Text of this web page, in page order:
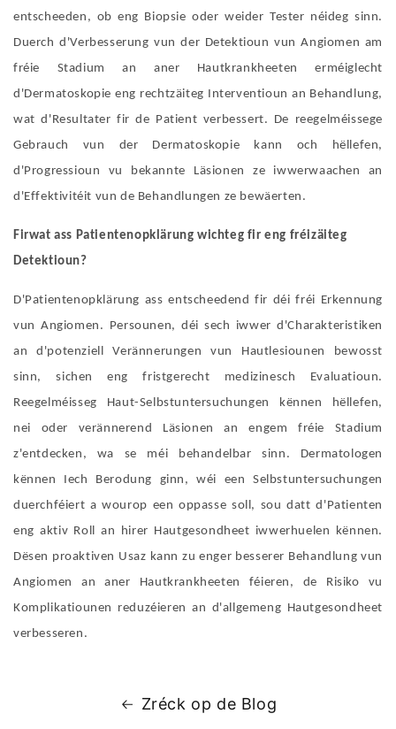
entscheeden, ob eng Biopsie oder weider Tester néideg sinn.
Duerch d'Verbesserung vun der Detektioun vun Angiomen am
fréie Stadium an aner Hautkrankheeten erméiglecht
d'Dermatoskopie eng rechtzäiteg Interventioun an Behandlung,
wat d'Resultater fir de Patient verbessert. De reegelméissege
Gebrauch vun der Dermatoskopie kann och hëllefen,
d'Progressioun vu bekannte Läsionen ze iwwerwaachen an
d'Effektivitéit vun de Behandlungen ze bewäerten.
Firwat ass Patientenopklärung wichteg fir eng fréizäiteg
Detektioun?
D'Patientenopklärung ass entscheedend fir déi fréi Erkennung
vun Angiomen. Persounen, déi sech iwwer d'Charakteristiken
an d'potenziell Verännerungen vun Hautlesiounen bewosst
sinn, sichen eng fristgerecht medizinesch Evaluatioun.
Reegelméisseg Haut-Selbstuntersuchungen kënnen hëllefen,
nei oder verännerend Läsionen an engem fréie Stadium
z'entdecken, wa se méi behandelbar sinn. Dermatologen
kënnen Iech Berodung ginn, wéi een Selbstuntersuchungen
duerchféiert a wourop een oppasse soll, sou datt d'Patienten
eng aktiv Roll an hirer Hautgesondheet iwwerhuelen kënnen.
Dësen proaktiven Usaz kann zu enger besserer Behandlung vun
Angiomen an aner Hautkrankheeten féieren, de Risiko vu
Komplikatiounen reduzéieren an d'allgemeng Hautgesondheet
verbesseren.
Zréck op de Blog